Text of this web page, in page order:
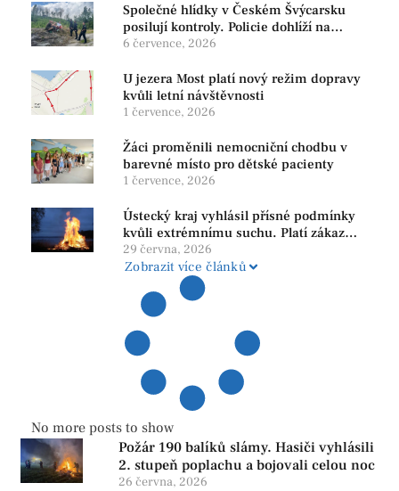
Společné hlídky v Českém Švýcarsku
posilují kontroly. Policie dohlíží na
bezpečnost i ochranu přírody
6 července, 2026
U jezera Most platí nový režim dopravy
kvůli letní návštěvnosti
1 července, 2026
Žáci proměnili nemocniční chodbu v
barevné místo pro dětské pacienty
1 července, 2026
Ústecký kraj vyhlásil přísné podmínky
kvůli extrémnímu suchu. Platí zákaz
ohňů i pyrotechniky
29 června, 2026
Zobrazit více článků
No more posts to show
Požár 190 balíků slámy. Hasiči vyhlásili
2. stupeň poplachu a bojovali celou noc
26 června, 2026